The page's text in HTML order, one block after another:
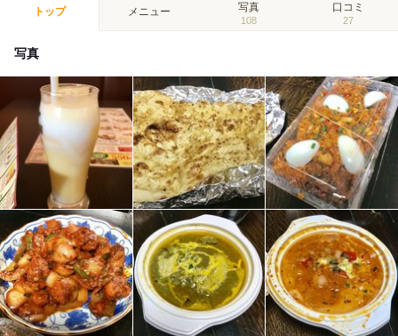
トップ メニュー 写真
108
口コミ
27
写真